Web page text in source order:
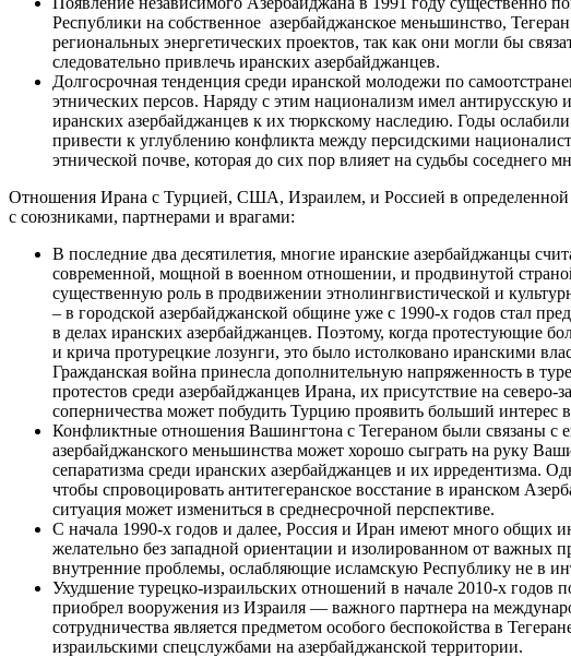
Республики на собственное азербайджанское меньшинство,
региональных энергетических проектов, так как они могли бы
следовательно привлечь иранских азербайджанцев.
Долгосрочная тенденция среди иранской молодежи по
этнических персов. Наряду с этим национализм имел
иранских азербайджанцев к их тюркскому наследию. Годы
привести к углублению конфликта между персидскими
этнической почве, которая до сих пор влияет на судьбы соседнего
Отношения Ирана с Турцией, США, Израилем, и Россией в
с союзниками, партнерами и врагами:
В последние два десятилетия, многие иранские азербайджанцы
современной, мощной в военном отношении, и продвинутой
существенную роль в продвижении этнолингвистической и
– в городской азербайджанской общине уже с 1990-х годов стал
в делах иранских азербайджанцев. Поэтому, когда протестующие
и крича протурецкие лозунги, это было истолковано иранскими
Гражданская война принесла дополнительную напряженность в
протестов среди азербайджанцев Ирана, их присутствие на
соперничества может побудить Турцию проявить больший интерес
Конфликтные отношения Вашингтона с Тегераном были связаны с
азербайджанского меньшинства может хорошо сыграть на руку
сепаратизма среди иранских азербайджанцев и их ирредентизма.
чтобы спровоцировать антитегеранское восстание в иранском
ситуация может измениться в среднесрочной перспективе.
С начала 1990-х годов и далее, Россия и Иран имеют много общих
желательно без западной ориентации и изолированном от важных
внутренние проблемы, ослабляющие исламскую Республику не в
Ухудшение турецко-израильских отношений в начале 2010-х
приобрел вооружения из Израиля — важного партнера на
сотрудничества является предметом особого беспокойства в
израильскими спецслужбами на азербайджанской территории.